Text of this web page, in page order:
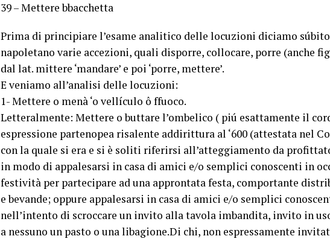
39 – Mettere bbacchetta
Prima di principiare l’esame analitico delle locuzioni diciamo
napoletano varie accezioni, quali disporre, collocare, porre (anche
dal lat. mittere ‘mandare’ e poi ‘porre, mettere’.
E veniamo all’analisi delle locuzioni:
1- Mettere o menà ‘o vellículo ô ffuoco.
Letteralmente: Mettere o buttare l’ombelico ( piú esattamente il
espressione partenopea risalente addirittura al ‘600 (attestata nel
con la quale si era e si è soliti riferirsi all’atteggiamento da
in modo di appalesarsi in casa di amici e/o semplici conoscenti in
festività per partecipare ad una approntata festa, comportante
e bevande; oppure appalesarsi in casa di amici e/o semplici
nell’intento di scroccare un invito alla tavola imbandita, invito in
a nessuno un pasto o una libagione.Di chi, non espressamente